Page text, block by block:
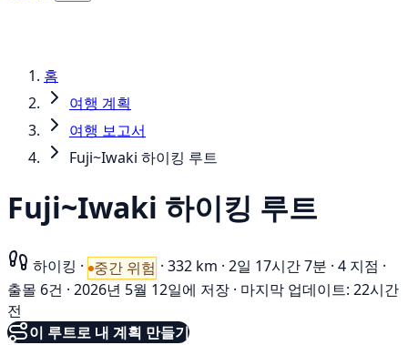
홈
여행 계획
여행 보고서
Fuji~Iwaki 하이킹 루트
Fuji~Iwaki 하이킹 루트
하이킹 · 중간 위험 · 332 km · 2일 17시간 7분 · 4 지점 ·
출몰 6건 · 2026년 5월 12일에 저장 · 마지막 업데이트: 22시간
전
이 루트로 내 계획 만들기